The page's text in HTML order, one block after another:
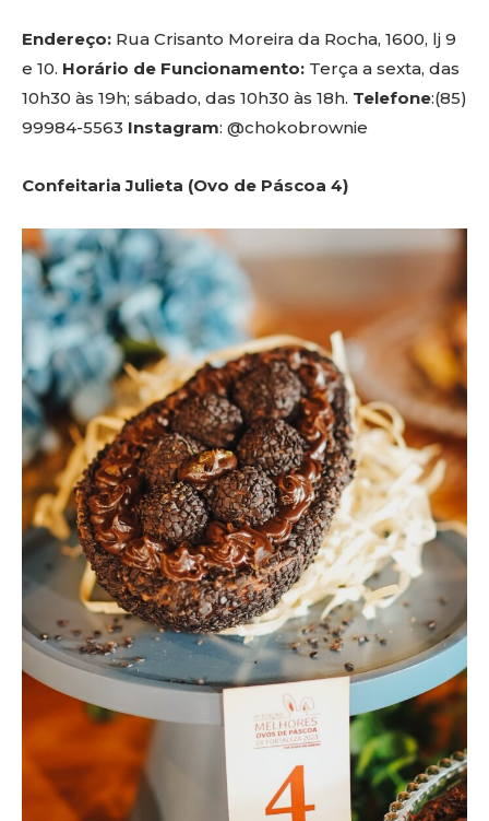
Endereço: Rua Crisanto Moreira da Rocha, 1600, lj 9
e 10. Horário de Funcionamento: Terça a sexta, das
10h30 às 19h; sábado, das 10h30 às 18h. Telefone:(85)
99984-5563 Instagram: @chokobrownie
Confeitaria Julieta (Ovo de Páscoa 4)